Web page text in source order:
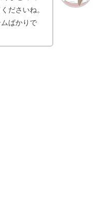
ださいね。
ばかりで